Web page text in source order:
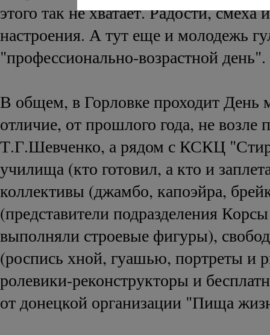
этого так не хватает. Радости, смеха
настроения. А тут еще и молодежь
"профессионально-возрастной день".
В общем, в Горловке проходит День
отличие, от прошлого года, не возле
Т.Г.Шевченко, а рядом с КСКЦ
училища (кто готовил, а кто и
коллективы (джамбо, капоэйра,
(представители подразделения
выполняли строевые фигуры),
(роспись хной, гуашью, портреты и
ролевики-реконструкторы и
от донецкой организации "Пища